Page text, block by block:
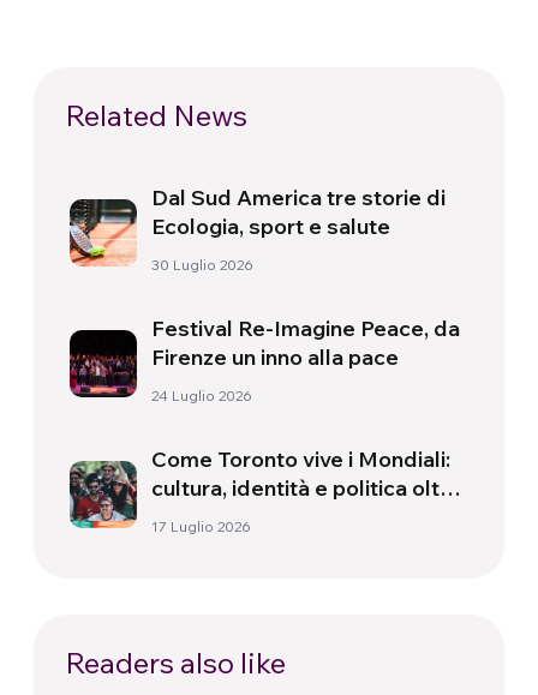
Related News
Dal Sud America tre storie di
Ecologia, sport e salute
30 Luglio 2026
Festival Re-Imagine Peace, da
Firenze un inno alla pace
24 Luglio 2026
Come Toronto vive i Mondiali:
cultura, identità e politica oltre
il campo
17 Luglio 2026
Readers also like